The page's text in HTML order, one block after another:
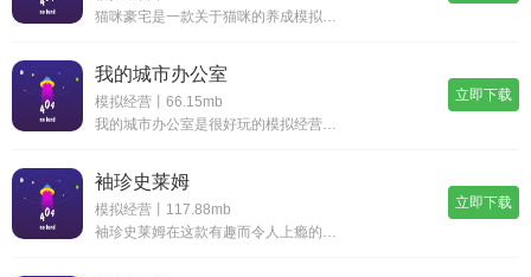
我的城市办公室
模拟经营丨66.15mb
立即下载
袖珍史莱姆
模拟经营丨117.88mb
立即下载